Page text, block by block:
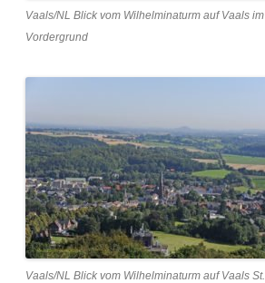
Vaals/NL Blick vom Wilhelminaturm auf Vaals im
Vordergrund
Vaals/NL Blick vom Wilhelminaturm auf Vaals St.